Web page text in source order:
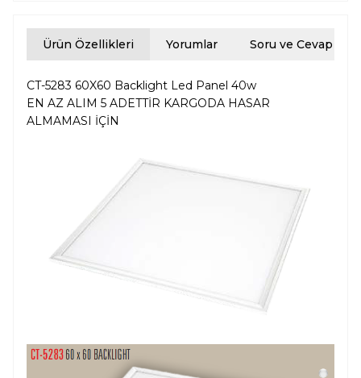
Ürün Özellikleri Yorumlar Soru ve Cevap
CT-5283 60X60 Backlight Led Panel 40w
EN AZ ALIM 5 ADETTİR KARGODA HASAR
ALMAMASI İÇİN